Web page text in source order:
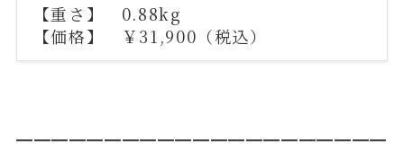
【重さ】 0.88kg
【価格】 ￥31,900（税込）
━━━━━━━━━━━━━━━━━━━━━